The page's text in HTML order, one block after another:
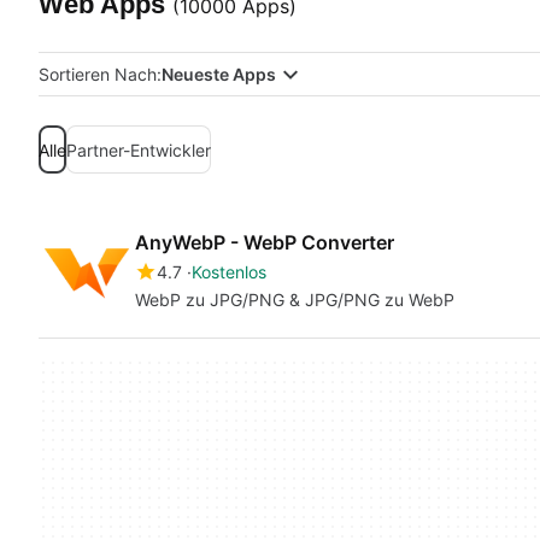
(10000 Apps)
Sortieren Nach:Neueste Apps
AllePartner-Entwickler
AnyWebP - WebP Converter
4.7 Kostenlos
WebP zu JPG/PNG & JPG/PNG zu WebP